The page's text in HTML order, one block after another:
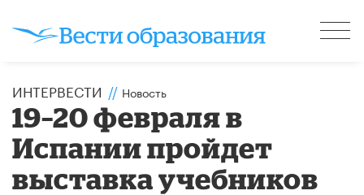
ИНТЕРВЕСТИ // Новость
19–20 февраля в
Испании пройдет
выставка учебников